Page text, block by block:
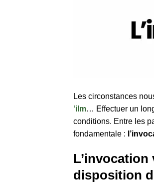
Les circonstances
‘ilm… Effectuer un
conditions. Entre les
fondamentale :
disposition